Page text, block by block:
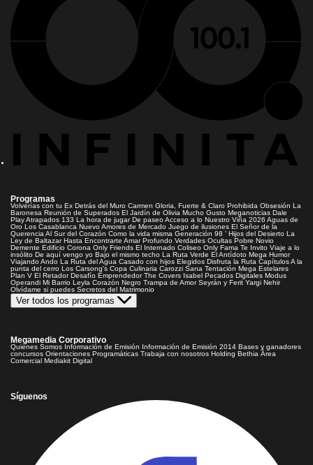
Programas
Volverías con tu Ex Detrás del Muro Carmen Gloria, Fuerte & Claro Prohibida Obsesión La
Baronesa Reunión de Superados El Jardín de Olivia Mucho Gusto Meganoticias Dale
PlayAtrapados 133 La hora de jugar De paseoAcceso a lo Nuestro Viña 2026 Aguas de
Oro Los Casablanca Nuevo Amores de Mercado Juego de ilusiones El Señor de la
Querencia Al Sur del Corazón Como la vida misma Generación 98 ' Hijos del Desierto La
Ley de Baltazar Hasta Encontrarte Amar Profundo Verdades Ocultas Pobre Novio
Demente Edificio Corona Only Friends El Internado Coliseo Only Fama Te Invito Viaje a lo
insólito De aquí vengo yo Bajo el mismo techo La Ruta Verde El Antídoto Mega Humor
Viajando Ando La Ruta del Agua Casado con hijos Elegidos Disfruta la Ruta CapítulosA la
punta del cerro Los Carsong's Copa Culinaria Carozzi Sana Tentación Mega Estelares
Plan V El Retador Desafío Emprendedor The Covers Isabel Pecados Digitales Modus
Operandi Mi Barrio Leyla Corazón Negro Trampa de Amor Seyrán y Ferit Yargi Nehir
Olvídame si puedes Secretos del Matrimonio
Ver todos los programas
Megamedia Corporativo
Quienes Somos Información de Emisión Información de Emisión 2014 Bases y ganadores
concursos Orientaciones Programáticas Trabaja con nosotros Holding Bethia Área
Comercial Mediakit Digital
Síguenos